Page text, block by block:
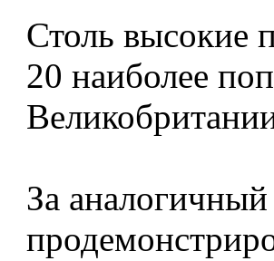
Столь высокие
20 наиболее
За